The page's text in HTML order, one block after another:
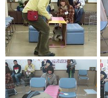
２月：バレンタインパーテ
ィー
2010年
１２月：クリスマスパーテ
ィー
１０月：運動会
５月：目指せ「お利口わん